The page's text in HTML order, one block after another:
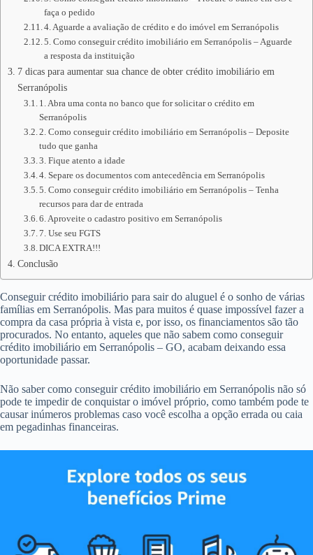
faça o pedido
4. Aguarde a avaliação de crédito e do imóvel em Serranópolis
5. Como conseguir crédito imobiliário em Serranópolis – Aguarde
a resposta da instituição
7 dicas para aumentar sua chance de obter crédito imobiliário em
Serranópolis
1. Abra uma conta no banco que for solicitar o crédito em
Serranópolis
2. Como conseguir crédito imobiliário em Serranópolis – Deposite
tudo que ganha
3. Fique atento a idade
4. Separe os documentos com antecedência em Serranópolis
5. Como conseguir crédito imobiliário em Serranópolis – Tenha
recursos para dar de entrada
6. Aproveite o cadastro positivo em Serranópolis
7. Use seu FGTS
DICA EXTRA!!!
Conclusão
Conseguir crédito imobiliário para sair do aluguel é o sonho de várias
famílias em Serranópolis. Mas para muitos é quase impossível fazer a
compra da casa própria à vista e, por isso, os financiamentos são tão
procurados. No entanto, aqueles que não sabem como conseguir
crédito imobiliário em Serranópolis – GO, acabam deixando essa
oportunidade passar.
Não saber como conseguir crédito imobiliário em Serranópolis não só
pode te impedir de conquistar o imóvel próprio, como também pode te
causar inúmeros problemas caso você escolha a opção errada ou caia
em pegadinhas financeiras.